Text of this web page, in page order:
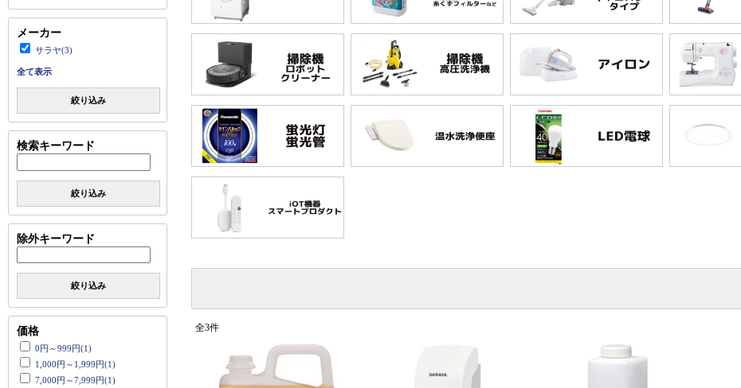
メーカー
サラヤ(3)
全て表示
絞り込み
検索キーワード
絞り込み
除外キーワード
絞り込み
価格
0円～999円(1)
1,000円～1,999円(1)
7,000円～7,999円(1)
全3件